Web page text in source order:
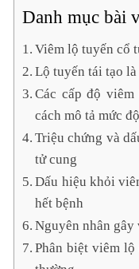
Danh mục bài
Viêm lộ tuyến cổ
Lộ tuyến tái tạo
Các cấp độ
cách mô tả mức
Triệu chứng và
tử cung
Dấu hiệu khỏi
hết bệnh
Nguyên nhân
Phân biệt viêm